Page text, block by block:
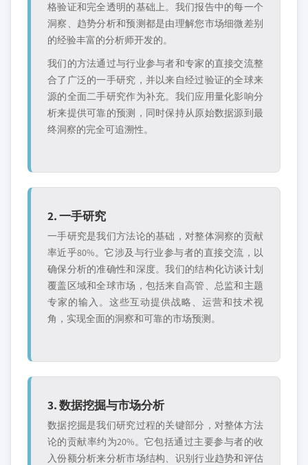
格验证和完全透明的基础上。我们报告中的每一个
洞察、趋势分析和预测都是由理解您市场细微差别
的经验丰富的分析师开发的。
我们的方法通过与行业参与者和专家的直接交流整
合了广泛的一手研究，并以来自经过验证的全球来
源的全面二手研究作为补充。我们应用量化影响分
析来提供可靠的预测，同时保持从原始数据源到最
终洞察的完全可追溯性。
2. 一手研究
一手研究是我们方法论的基础，对整体洞察的贡献
率近乎80%。它涉及与行业参与者的直接交流，以
确保分析的准确性和深度。我们的结构化访谈计划
覆盖区域和全球市场，包括来自高管、总监和主题
专家的输入。这些互动提供战略、运营和技术视
角，实现全面的洞察和可靠的市场预测。
3. 数据挖掘与市场分析
数据挖掘是我们研究过程的关键部分，对整体方法
论的贡献率约为20%。它包括通过主要参与者的收
入份额分析来分析市场结构、识别行业趋势和评估